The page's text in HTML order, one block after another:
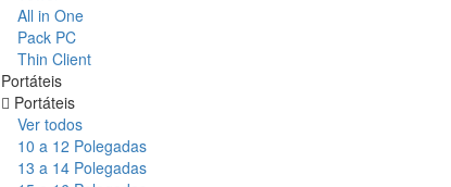
All in One
Pack PC
Thin Client
Portáteis
Portáteis
Ver todos
10 a 12 Polegadas
13 a 14 Polegadas